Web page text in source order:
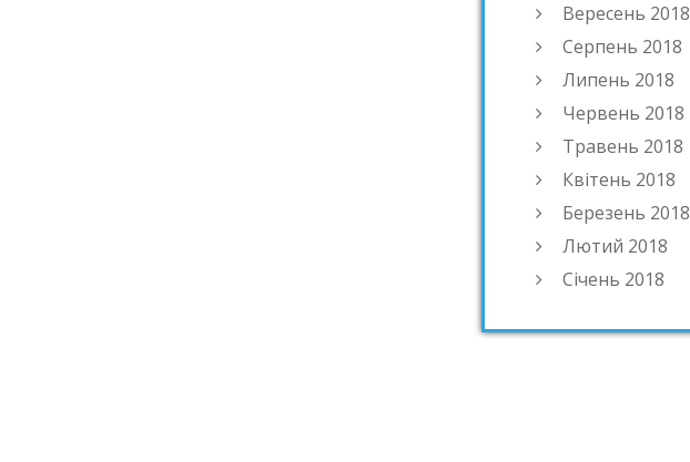
Вересень 2018
Серпень 2018
Липень 2018
Червень 2018
Травень 2018
Квітень 2018
Березень 2018
Лютий 2018
Січень 2018